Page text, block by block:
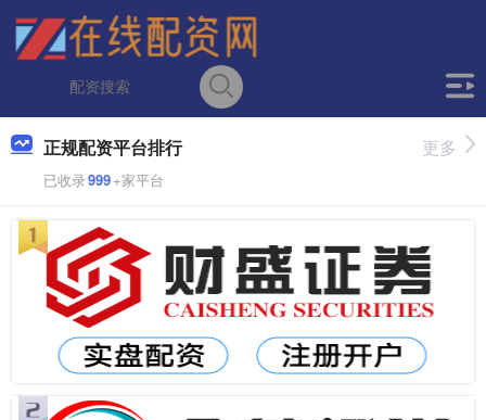
正规配资平台排行
已收录999+家平台
更多